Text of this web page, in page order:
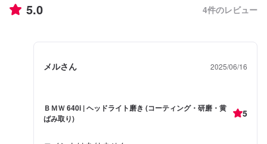
5.0 4件のレビュー
メルさん 2025/06/16
ＢＭＷ 640i | ヘッドライト磨き (コーティング・研磨・黄
ばみ取り)
5